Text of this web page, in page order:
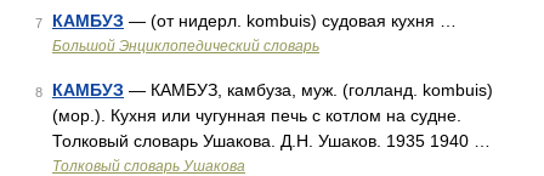
7 КАМБУЗ — (от нидерл. kombuis) судовая кухня …
Большой Энциклопедический словарь
8 КАМБУЗ — КАМБУЗ, камбуза, муж. (голланд. kombuis)
(мор.). Кухня или чугунная печь с котлом на судне.
Толковый словарь Ушакова. Д.Н. Ушаков. 1935 1940 …
Толковый словарь Ушакова